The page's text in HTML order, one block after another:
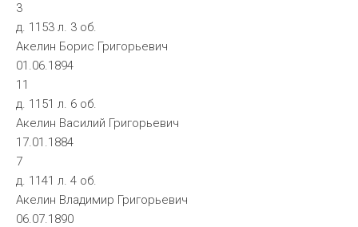
3
д. 1153 л. 3 об.
Акелин Борис Григорьевич
01.06.1894
11
д. 1151 л. 6 об.
Акелин Василий Григорьевич
17.01.1884
7
д. 1141 л. 4 об.
Акелин Владимир Григорьевич
06.07.1890